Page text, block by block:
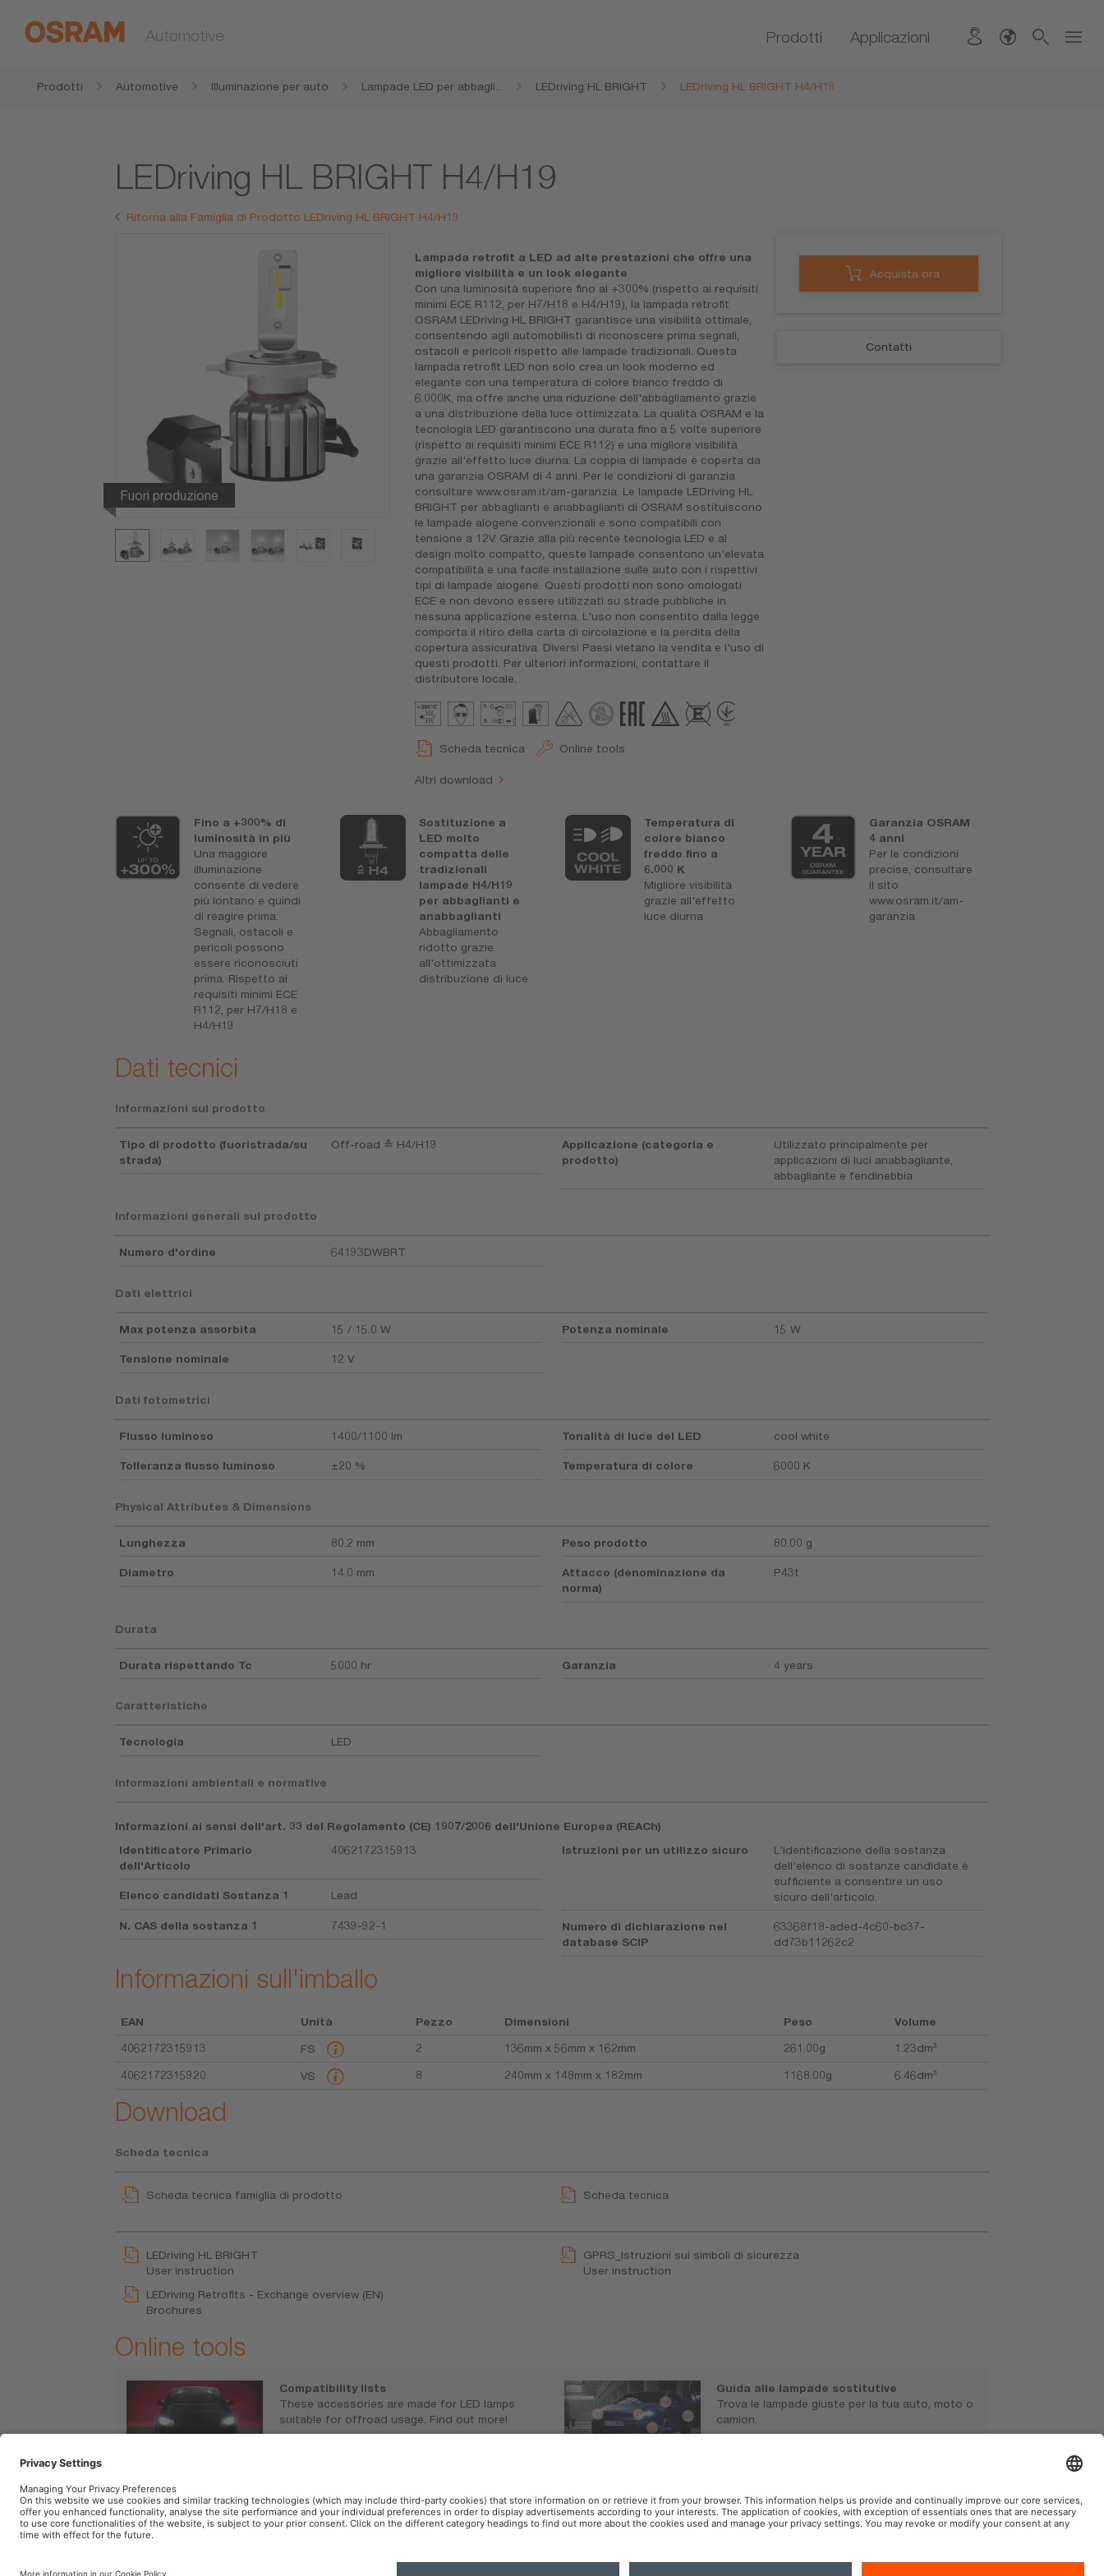
Automotive Prodotti Applicazioni
Prodotti Automotive Illuminazione per auto Lampade LED per abbagli LEDriving HL BRIGHT LEDriving HL BRIGHT H4/H19
LEDriving HL BRIGHT H4/H19
Ritorna alla Famiglia di Prodotto LEDriving HL BRIGHT H4/H19
Fuori produzione
Lampada retrofit a LED ad alte prestazioni che offre una
migliore visibilità e un look elegante
Con una luminosità superiore fino al +300% (rispetto ai requisiti
minimi ECE R112, per H7/H18 e H4/H19), la lampada retrofit
OSRAM LEDriving HL BRIGHT garantisce una visibilità ottimale,
consentendo agli automobilisti di riconoscere prima segnali,
ostacoli e pericoli rispetto alle lampade tradizionali. Questa
lampada retrofit LED non solo crea un look moderno ed
elegante con una temperatura di colore bianco freddo di
6.000K, ma offre anche una riduzione dell'abbagliamento grazie
a una distribuzione della luce ottimizzata. La qualità OSRAM e la
tecnologia LED garantiscono una durata fino a 5 volte superiore
(rispetto ai requisiti minimi ECE R112) e una migliore visibilità
grazie all'effetto luce diurna. La coppia di lampade è coperta da
una garanzia OSRAM di 4 anni. Per le condizioni di garanzia
consultare www.osram.it/am-garanzia. Le lampade LEDriving HL
BRIGHT per abbaglianti e anabbaglianti di OSRAM sostituiscono
le lampade alogene convenzionali e sono compatibili con
tensione a 12V. Grazie alla più recente tecnologia LED e al
design molto compatto, queste lampade consentono un'elevata
compatibilità e una facile installazione sulle auto con i rispettivi
tipi di lampade alogene. Questi prodotti non sono omologati
ECE e non devono essere utilizzati su strade pubbliche in
nessuna applicazione esterna. L'uso non consentito dalla legge
comporta il ritiro della carta di circolazione e la perdita della
copertura assicurativa. Diversi Paesi vietano la vendita e l'uso di
questi prodotti. Per ulteriori informazioni, contattare il
distributore locale.
Scheda tecnica Online tools
Altri download
Acquista ora
Contatti
Fino a +300% di
luminosità in più
Una maggiore
illuminazione
consente di vedere
più lontano e quindi
di reagire prima.
Segnali, ostacoli e
pericoli possono
essere riconosciuti
prima. Rispetto ai
requisiti minimi ECE
R112, per H7/H18 e
H4/H19
Sostituzione a
LED molto
compatta delle
tradizionali
lampade H4/H19
per abbaglianti e
anabbaglianti
Abbagliamento
ridotto grazie
all'ottimizzata
distribuzione di luce
Temperatura di
colore bianco
freddo fino a
6.000 K
Migliore visibilità
grazie all'effetto
luce diurna
Garanzia OSRAM
4 anni
Per le condizioni
precise, consultare
il sito
www.osram.it/am-
garanzia
Dati tecnici
Informazioni sul prodotto
Tipo di prodotto (fuoristrada/su
strada)
Off-road ≙ H4/H19
Applicazione (categoria e
prodotto)
Utilizzato principalmente per
applicazioni di luci anabbagliante,
abbagliante e fendinebbia
Informazioni generali sul prodotto
Numero d'ordine 64193DWBRT
Dati elettrici
Max potenza assorbita 15 / 15.0 W
Tensione nominale 12 V
Potenza nominale 15 W
Dati fotometrici
Flusso luminoso 1400/1100 lm
Tolleranza flusso luminoso ±20 %
Tonalità di luce del LED cool white
Temperatura di colore 6000 K
Physical Attributes & Dimensions
Lunghezza 80.2 mm
Diametro 14.0 mm
Peso prodotto 80.00 g
Attacco (denominazione da
norma)
P43t
Durata
Durata rispettando Tc 5000 hr Garanzia 4 years
Caratteristiche
Tecnologia LED
Informazioni ambientali e normative
Informazioni ai sensi dell'art. 33 del Regolamento (CE) 1907/2006 dell'Unione Europea (REACh)
Identificatore Primario
dell'Articolo
4062172315913
Elenco candidati Sostanza 1 Lead
N. CAS della sostanza 1 7439-92-1
Istruzioni per un utilizzo sicuro
L'identificazione della sostanza
dell'elenco di sostanze candidate è
sufficiente a consentire un uso
sicuro dell'articolo.
Numero di dichiarazione nel
database SCIP
63368f18-aded-4c60-bc37-
dd73b11262c2
Informazioni sull'imballo
EAN Unità Pezzo Dimensioni Peso
Volume
4062172315913
FS 2 136mm x 56mm x 162mm 261.00g 1.23dm³
4062172315920 VS 8 240mm x 148mm x 182mm 1168.00g 6.46dm³
Download
Scheda tecnica
Scheda tecnica famiglia di prodotto Scheda tecnica
LEDriving HL BRIGHT
User instruction
GPRS_Istruzioni sui simboli di sicurezza
User instruction
LEDriving Retrofits - Exchange overview (EN)
Brochures
Online tools
Compatibility lists
These accessories are made for LED lamps
suitable for offroad usage. Find out more!
Guida alle lampade sostitutive
Trova le lampade giuste per la tua auto, moto o
camion.
OSRAM Automotive nei Social
Condizioni generali di utilizzo Norme sulla Privacy